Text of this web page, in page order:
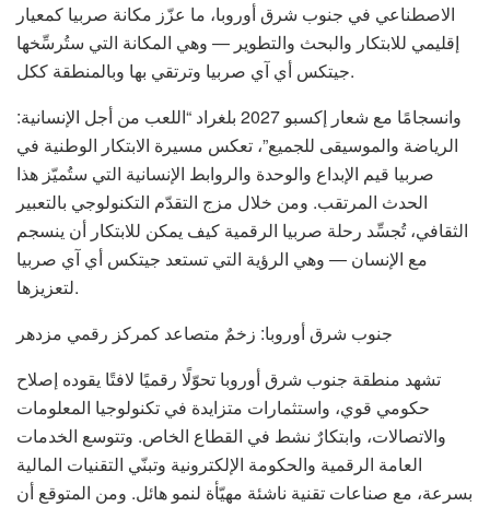
الاصطناعي في جنوب شرق أوروبا، ما عزّز مكانة صربيا كمعيار
إقليمي للابتكار والبحث والتطوير — وهي المكانة التي ستُرسِّخها
جيتكس أي آي صربيا وترتقي بها وبالمنطقة ككل.
وانسجامًا مع شعار إكسبو 2027 بلغراد “اللعب من أجل الإنسانية:
الرياضة والموسيقى للجميع”، تعكس مسيرة الابتكار الوطنية في
صربيا قيم الإبداع والوحدة والروابط الإنسانية التي ستُميّز هذا
الحدث المرتقب. ومن خلال مزج التقدّم التكنولوجي بالتعبير
الثقافي، تُجسِّد رحلة صربيا الرقمية كيف يمكن للابتكار أن ينسجم
مع الإنسان — وهي الرؤية التي تستعد جيتكس أي آي صربيا
لتعزيزها.
جنوب شرق أوروبا: زخمٌ متصاعد كمركز رقمي مزدهر
تشهد منطقة جنوب شرق أوروبا تحوّلًا رقميًا لافتًا يقوده إصلاح
حكومي قوي، واستثمارات متزايدة في تكنولوجيا المعلومات
والاتصالات، وابتكارٌ نشط في القطاع الخاص. وتتوسع الخدمات
العامة الرقمية والحكومة الإلكترونية وتبنّي التقنيات المالية
بسرعة، مع صناعات تقنية ناشئة مهيّأة لنمو هائل. ومن المتوقع أن